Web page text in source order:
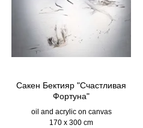
Сакен Бектияр "Счастливая
Фортуна"
oil and acrylic on canvas
170 x 300 cm